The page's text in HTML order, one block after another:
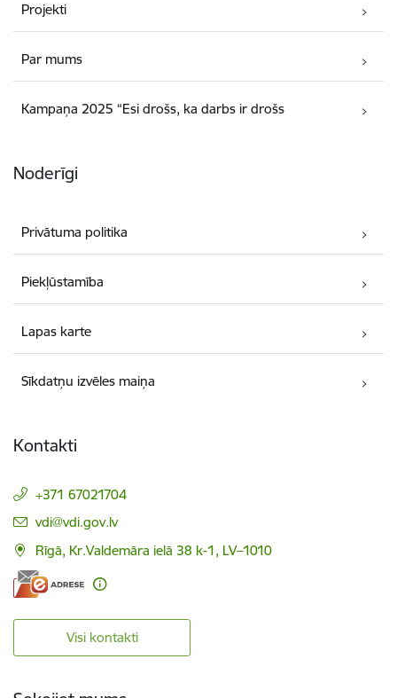
Projekti
Par mums
Kampaņa 2025 “Esi drošs, ka darbs ir drošs
Noderīgi
Privātuma politika
Piekļūstamība
Lapas karte
Sīkdatņu izvēles maiņa
Kontakti
+371 67021704
E-pasts:
vdi@vdi.gov.lv
Rīgā, Kr.Valdemāra ielā 38 k-1, LV–1010
Visi kontakti